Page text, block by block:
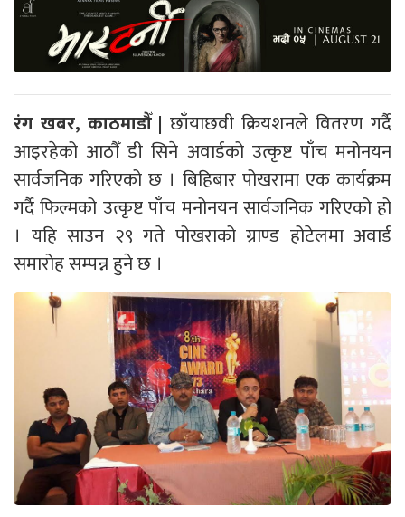
रंग खबर, काठमाडौँ | छाँयाछवी क्रियशनले वितरण गर्दै
आइरहेको आठौँ डी सिने अवार्डको उत्कृष्ट पाँच मनोनयन
सार्वजनिक गरिएको छ । बिहिबार पोखरामा एक कार्यक्रम
गर्दै फिल्मको उत्कृष्ट पाँच मनोनयन सार्वजनिक गरिएको हो
। यहि साउन २९ गते पोखराको ग्राण्ड होटेलमा अवार्ड
समारोह सम्पन्न हुने छ ।